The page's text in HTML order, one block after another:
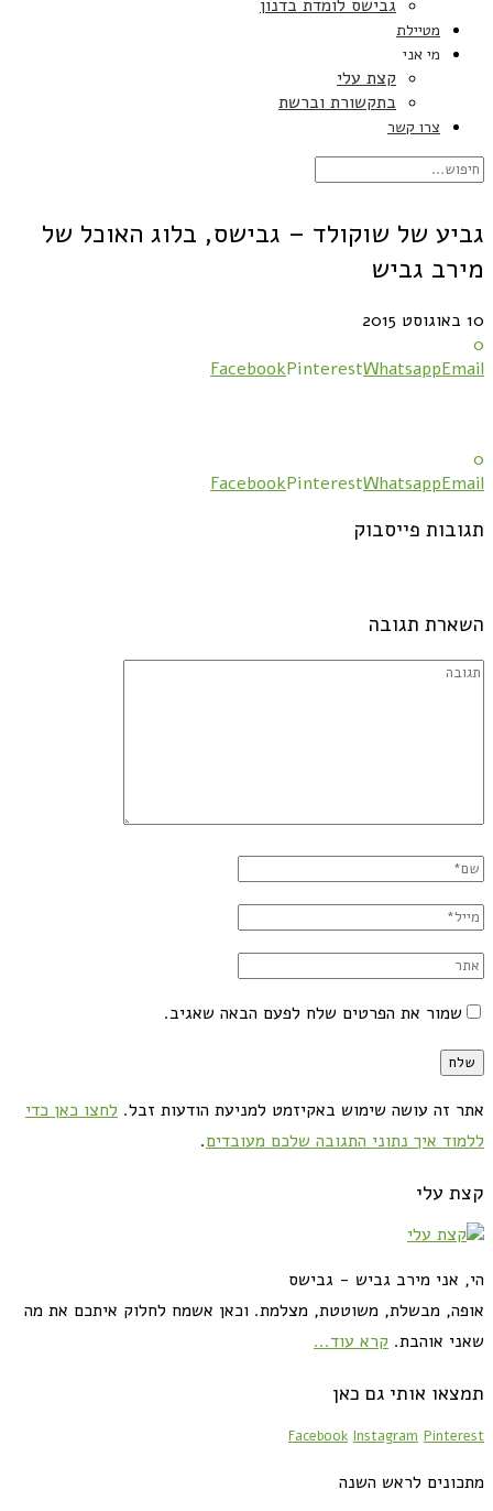
גבישס לומדת בדנון
מטיילת
מי אני
קצת עלי
בתקשורת וברשת
צרו קשר
גביע של שוקולד – גבישס, בלוג האוכל של
מירב גביש
10 באוגוסט 2015
0
FacebookPinterestWhatsappEmail
0
FacebookPinterestWhatsappEmail
תגובות פייסבוק
השארת תגובה
שמור את הפרטים שלח לפעם הבאה שאגיב.
אתר זה עושה שימוש באקיזמט למניעת הודעות זבל. לחצו כאן כדי
ללמוד איך נתוני התגובה שלכם מעובדים.
קצת עלי
הי, אני מירב גביש - גבישס
אופה, מבשלת, משוטטת, מצלמת. וכאן אשמח לחלוק איתכם את מה
שאני אוהבת. קרא עוד...
תמצאו אותי גם כאן
Facebook Instagram Pinterest
מתכונים לראש השנה